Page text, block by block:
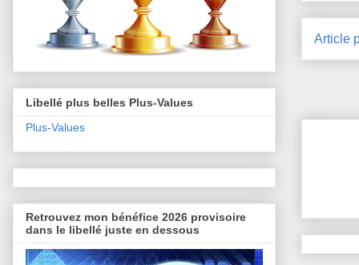
Article
Libellé plus belles Plus-Values
Plus-Values
Retrouvez mon bénéfice 2026 provisoire
dans le libellé juste en dessous